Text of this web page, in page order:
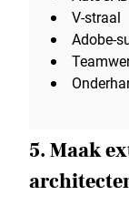
V-straal
Adobe-
5. Maak